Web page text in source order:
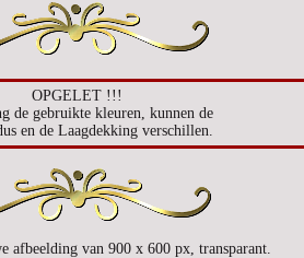
OPGELET !!!
de gebruikte kleuren, kunnen de
en de Laagdekking verschillen.
afbeelding van 900 x 600 px, transparant.